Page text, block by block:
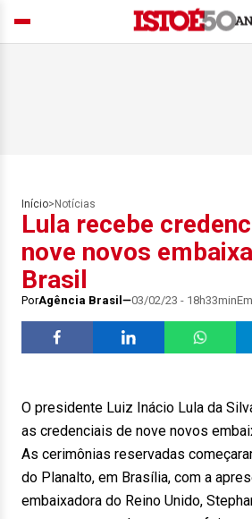
Início> Notícias
Lula recebe
nove novos
Brasil
PorAgência Brasil 03/02/23 - 18h33minEm
O presidente Luiz Inácio Lula da
as credenciais de nove novos
As cerimônias reservadas
do Planalto, em Brasília, com a
embaixadora do Reino Unido,